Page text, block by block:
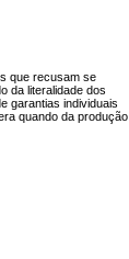
que recusam se
da literalidade dos
garantias individuais
quando da produção